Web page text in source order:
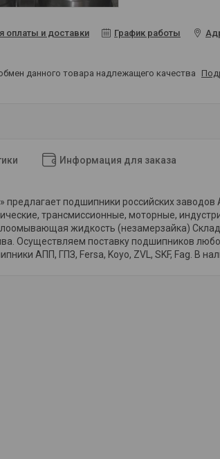
оплаты и доставки График работы
данного товара надлежащего качества
Информация для заказа
подшипники российских заводов
трансмиссионные, моторные,
жидкость (незамерзайка)
Осуществляем поставку подшипников
АПП, ГПЗ, Fersa, Koyo, ZVL, SKF, Fag. В